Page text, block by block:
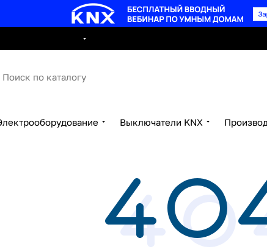
Выключатели KNX